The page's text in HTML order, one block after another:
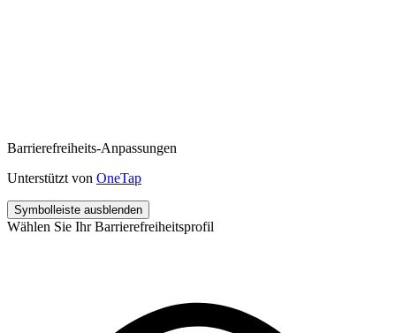
Barrierefreiheits-Anpassungen
Unterstützt von OneTap
Symbolleiste ausblenden
Wählen Sie Ihr Barrierefreiheitsprofil